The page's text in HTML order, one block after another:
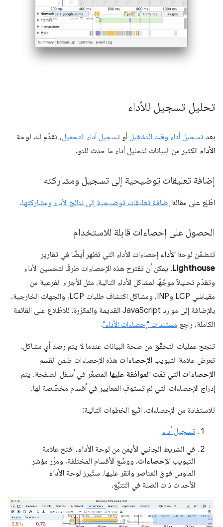
تحليل تسجيل للأداء
بعد تسجيل أداء وقت التشغيل أو تسجيل أداء التحميل، تقدّم لك لوحة
الأداء الكثير من البيانات لتحليل أداء ما حدث للتو.
إضافة تعليقات توضيحية إلى تسجيل ومشاركته
اطّلِع على مقالة إضافة تعليقات توضيحية إلى نتائج الأداء ومشاركتها.
الحصول على إحصاءات قابلة للاستخدام
تتضمّن لوحة الأداء إحصاءات الأداء التي تظهر أيضًا في تقارير
Lighthouse. يمكن أن تقترح هذه الإحصاءات طرقًا لتحسين الأداء
وتقدّم تحليلاً موجّهًا لمشاكل الأداء التالية، مثل الأجزاء الفرعية من
مقياسَي LCP وINP، ومشاكل اكتشاف طلبات LCP، والجهات الخارجية،
بالإضافة إلى موارد JavaScript القديمة والمكرّرة. للاطّلاع على القائمة
الكاملة، راجِع مستندات "إحصاءات الأداء".
تنجح عمليات التحقّق من صحة البيانات عندما لا يتم رصد أي مشاكل.
تعرض علامة التبويب الإحصاءات هذه الإحصاءات ضمن القسم
الإحصاءات التي تمّت الموافقة عليها المصغّر في أسفل الصفحة. يتم
إدراج الإحصاءات التي لم تستوفِ المعايير في أقسام مخصّصة لها.
للاستفادة من الإحصاءات، اتّبِع الخطوات التالية:
تسجيل أداء
في الشريط الجانبي الأيمن من لوحة الأداء، افتح علامة
التبويب الإحصاءات، ووسِّع الأقسام المختلفة، ومرِّر مؤشر
الماوس فوق العناصر وانقر عليها. ستُبرز لوحة الأداء
الأحداث ذات الصلة في التتبُّع.